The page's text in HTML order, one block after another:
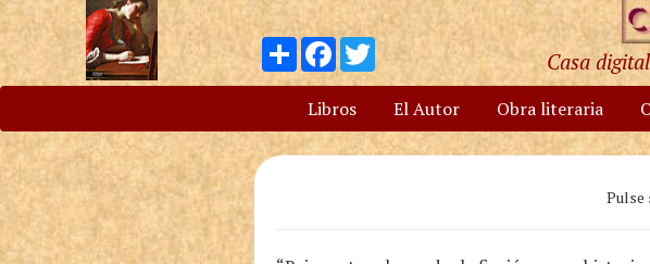
Compartir
Facebook
Twitter
Casa
Libros El Autor Obra literaria
Pulse